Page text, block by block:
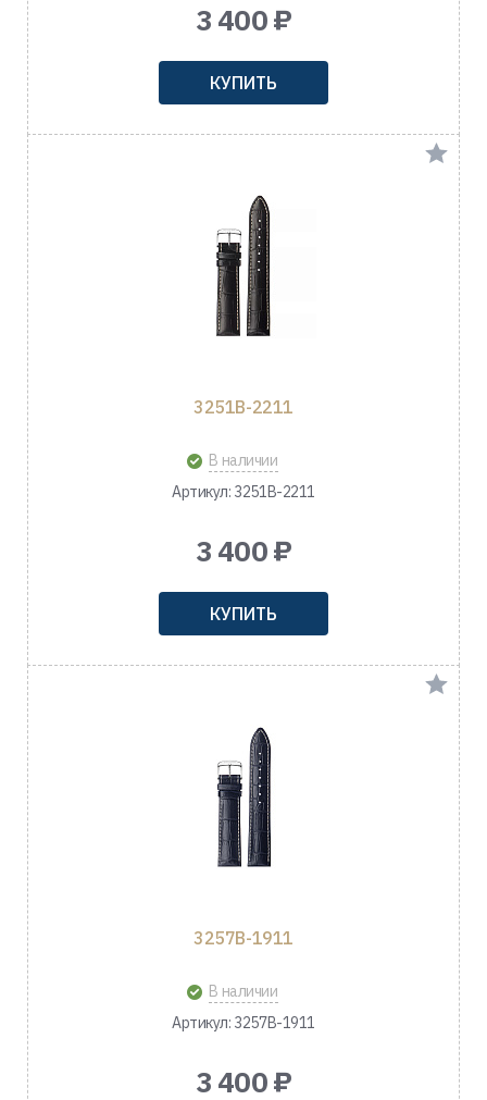
3 400 ₽
КУПИТЬ
3251B-2211
В наличии
Артикул: 3251B-2211
3 400 ₽
КУПИТЬ
3257B-1911
В наличии
Артикул: 3257B-1911
3 400 ₽